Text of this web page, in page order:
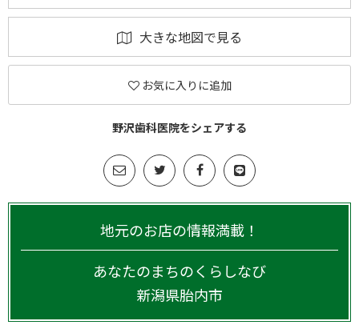
大きな地図で見る
お気に入りに追加
野沢歯科医院をシェアする
地元のお店の情報満載！
あなたのまちのくらしなび
新潟県胎内市